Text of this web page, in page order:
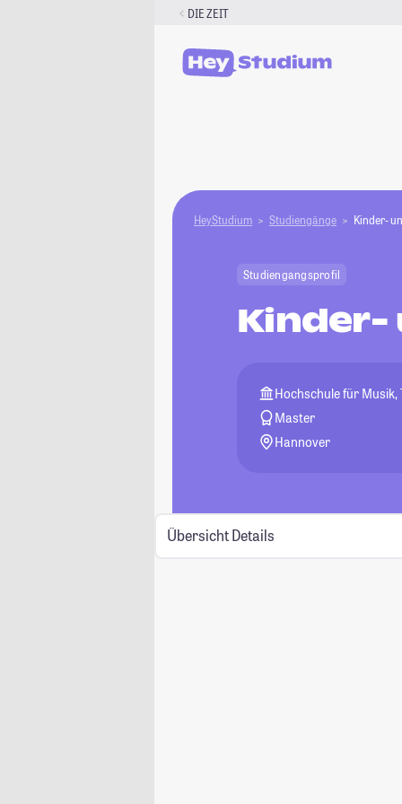
DIE ZEIT
HeyStudium Studiengänge Kinder-
Studiengangsprofil
Kinder-
Hochschule für
Master
Hannover
Übersicht Details